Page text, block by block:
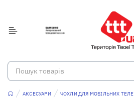
АКСЕСУАРИ ЧОХЛИ ДЛЯ МОБІЛЬНИХ